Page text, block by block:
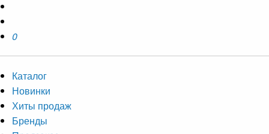
0
Каталог
Новинки
Хиты продаж
Бренды